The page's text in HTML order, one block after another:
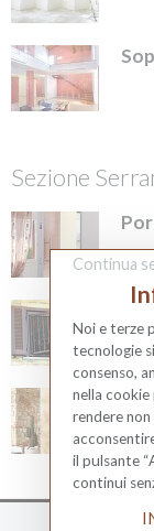
Sezione
Continua
Noi e terze
tecnologie
consenso,
nella
rendere
il pulsante
continui